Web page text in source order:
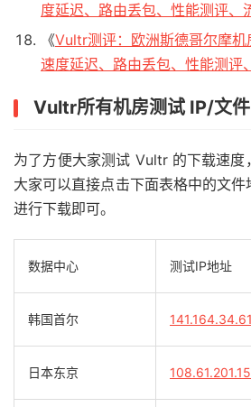
度延迟、路由丢包、性能测评、
《Vultr测评：欧洲斯德哥尔摩机
速度延迟、路由丢包、性能测评
Vultr所有机房测试 IP/文
为了方便大家测试 Vultr 的下载速度
大家可以直接点击下面表格中的文
进行下载即可。
数据中心 测试IP地址
韩国首尔 141.164.34.61
日本东京